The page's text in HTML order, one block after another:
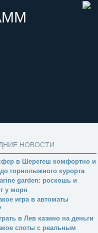
НОВОСТИ
в Шерегеш комфортно и
горнолыжного курорта
garden: роскошь и
у моря
игра в автоматы
в Лев казино на деньги
слоты с реальным